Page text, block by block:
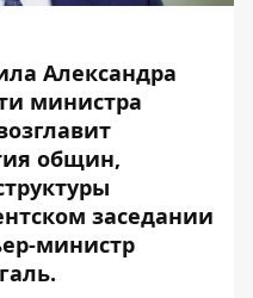
Александра
министра
общин,
заседании
министр